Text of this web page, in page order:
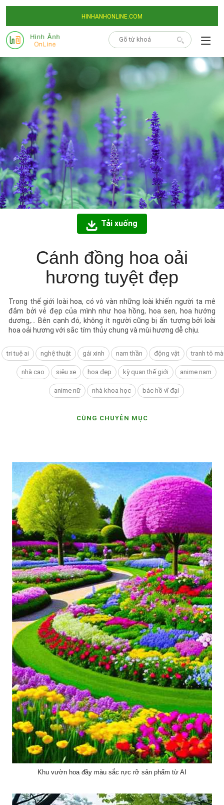
HINHANHONLINE.COM
Tải xuống
Cánh đồng hoa oải
hương tuyệt đẹp
Trong thế giới loài hoa, có vô vàn những loài khiến người ta mê
đắm bởi vẻ đẹp của mình như hoa hồng, hoa sen, hoa hướng
dương,… Bên cạnh đó, không ít người cũng bị ấn tượng bởi loài
hoa oải hương với sắc tím thủy chung và mùi hương dễ chịu.
tri tuệ ai nghệ thuật gái xinh nam thần động vật tranh tô
nhà cao siêu xe hoa đẹp kỳ quan thế giới anime nam
anime nữ nhà khoa học bác hồ vĩ đại
CÙNG CHUYÊN MỤC
Khu vườn hoa đầy màu sắc rực rỡ sản phẩm từ AI